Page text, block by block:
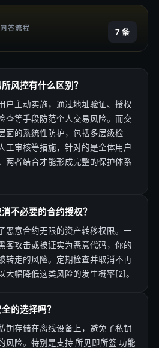
问答流程 7 条
风控有什么区别？
户主动实施，通过地址验证、授权
查等手段防范个人交易风险。而交
面的系统性防护，包括多层级检
工审核等措施，针对的是全体用户
两者结合才能形成完整的保护体系
不必要的合约授权？
恶意合约无限的资产转移权限。一
客攻击或被证实为恶意代码，你的
转走的风险。定期检查并取消不再
大幅降低这类风险的发生概率[2]。
的选择吗？
钥存储在离线设备上，避免了私钥
风险。特别是支持'所见即所签'功能